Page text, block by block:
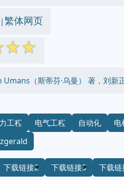
繁体网页
☆☆
（斯蒂芬·乌曼） 著，刘新
工程 电气工程 自动化 电
下载链接2 下载链接3 下载